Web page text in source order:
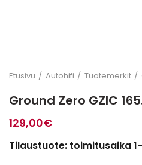
Etusivu Autohifi Tuotemerkit
Ground Zero GZIC
129,00€
Tilaustuote: toimitusaika